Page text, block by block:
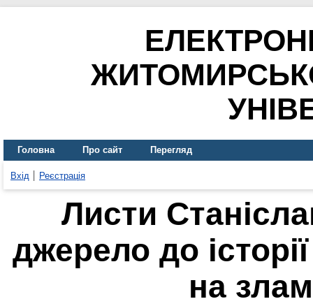
Головна Про сайт Перегляд
Вхід Реєстрація
Листи
джерело до
на